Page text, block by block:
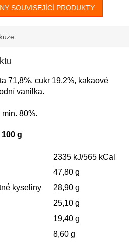
SOUVISEJÍCÍ PRODUKTY
71,8%, cukr 19,2%, kakaové
vanilka.
80%.
g
2335 kJ/565 kCal
47,80 g
kyseliny
28,90 g
25,10 g
19,40 g
8,60 g